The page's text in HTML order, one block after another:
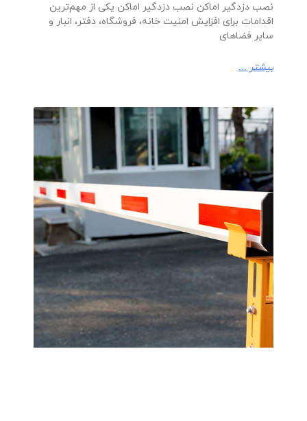
نصب دزدگیر اماکن نصب دزدگیر اماکن یکی از مهم‌ترین
اقدامات برای افزایش امنیت خانه، فروشگاه، دفتر، انبار و
سایر فضاهای
بیشتر ...